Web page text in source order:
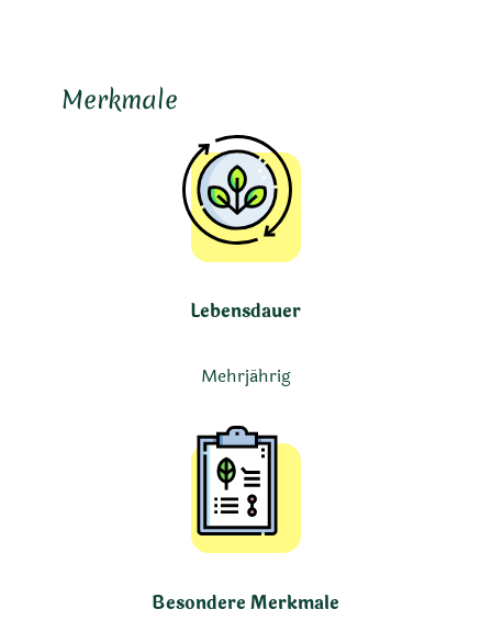
Merkmale
Lebensdauer
Mehrjährig
Besondere Merkmale